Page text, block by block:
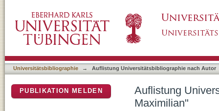
Universitätsbibliographie → Auflistung Universitätsbibliographie nach Autor
Auflistung
Maximilian"
PUBLIKATION MELDEN